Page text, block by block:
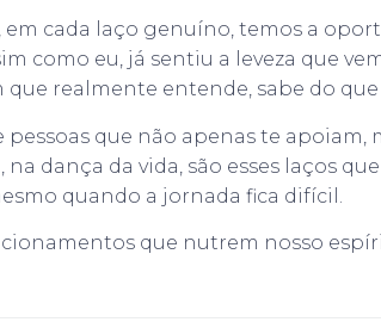
em cada laço genuíno, temos a
como eu, já sentiu a leveza que
realmente entende, sabe do
pessoas que não apenas te apoiam,
dança da vida, são esses laços
quando a jornada fica difícil.
que nutrem nosso